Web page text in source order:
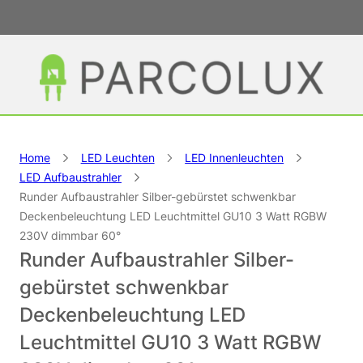
Home LED Leuchten
LED Innenleuchten
LED Aufbaustrahler
Runder Aufbaustrahler Silber-gebürstet schwenkbar
Deckenbeleuchtung LED Leuchtmittel GU10 3 Watt RGBW
230V dimmbar 60°
Runder Aufbaustrahler Silber-
gebürstet schwenkbar
Deckenbeleuchtung LED
Leuchtmittel GU10 3 Watt RGBW